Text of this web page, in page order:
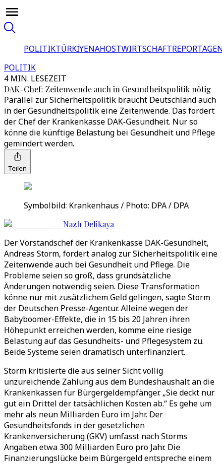
POLITIKTÜRKİYENAHOSTWIRTSCHAFT
POLITIK
4 MIN. LESEZEIT
DAK-Chef: Zeitenwende auch in Gesundheitspolitik nötig
Parallel zur Sicherheitspolitik braucht Deutschland auch
in der Gesundheitspolitik eine Zeitenwende. Das fordert
der Chef der Krankenkasse DAK-Gesundheit. Nur so
könne die künftige Belastung bei Gesundheit und Pflege
gemindert werden.
Teilen
Symbolbild: Krankenhaus / Photo: DPA / DPA
Nazlı Delikaya
Der Vorstandschef der Krankenkasse DAK-Gesundheit,
Andreas Storm, fordert analog zur Sicherheitspolitik eine
Zeitenwende auch bei Gesundheit und Pflege. Die
Probleme seien so groß, dass grundsätzliche
Änderungen notwendig seien. Diese Transformation
könne nur mit zusätzlichem Geld gelingen, sagte Storm
der Deutschen Presse-Agentur. Alleine wegen der
Babyboomer-Effekte, die in 15 bis 20 Jahren ihren
Höhepunkt erreichen werden, komme eine riesige
Belastung auf das Gesundheits- und Pflegesystem zu.
Beide Systeme seien dramatisch unterfinanziert.
Storm kritisierte die aus seiner Sicht völlig
unzureichende Zahlung aus dem Bundeshaushalt an die
Krankenkassen für Bürgergeldempfänger. „Sie deckt nur
gut ein Drittel der tatsächlichen Kosten ab.“ Es gehe um
mehr als neun Milliarden Euro im Jahr. Der
Gesundheitsfonds in der gesetzlichen
Krankenversicherung (GKV) umfasst nach Storms
Angaben etwa 300 Milliarden Euro pro Jahr. Die
Finanzierungslücke beim Bürgergeld entspreche einem